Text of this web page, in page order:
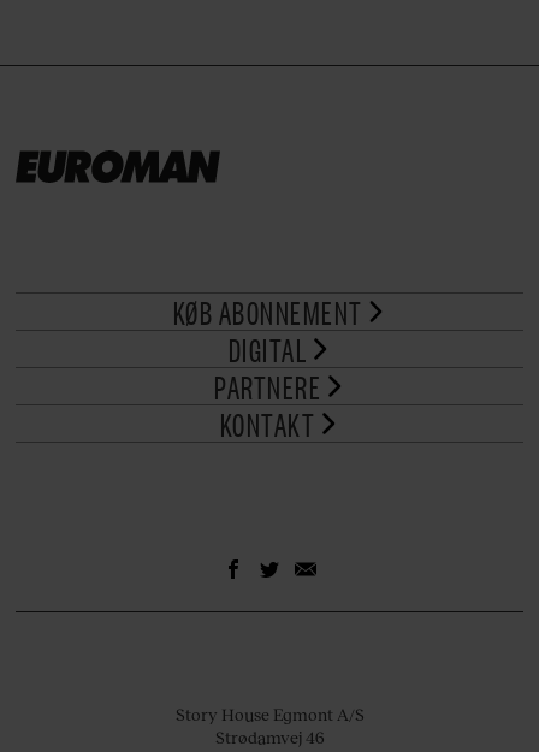
KØB ABONNEMENT
DIGITAL
PARTNERE
KONTAKT
Story House Egmont A/S
Strødamvej 46